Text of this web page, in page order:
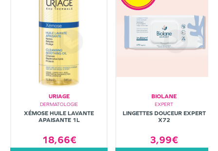
URIAGE
DERMATOLOGIE
XÉMOSE HUILE LAVANTE
APAISANTE 1L
18,66€
BIOLANE
EXPERT
LINGETTES DOUCEUR EXPERT
X72
3,99€